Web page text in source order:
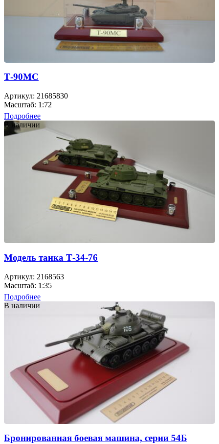
Т-90МС
Артикул: 21685830
Масштаб: 1:72
Подробнее
В наличии
Модель танка Т-34-76
Артикул: 2168563
Масштаб: 1:35
Подробнее
В наличии
Бронированная боевая машина, серии 54Б